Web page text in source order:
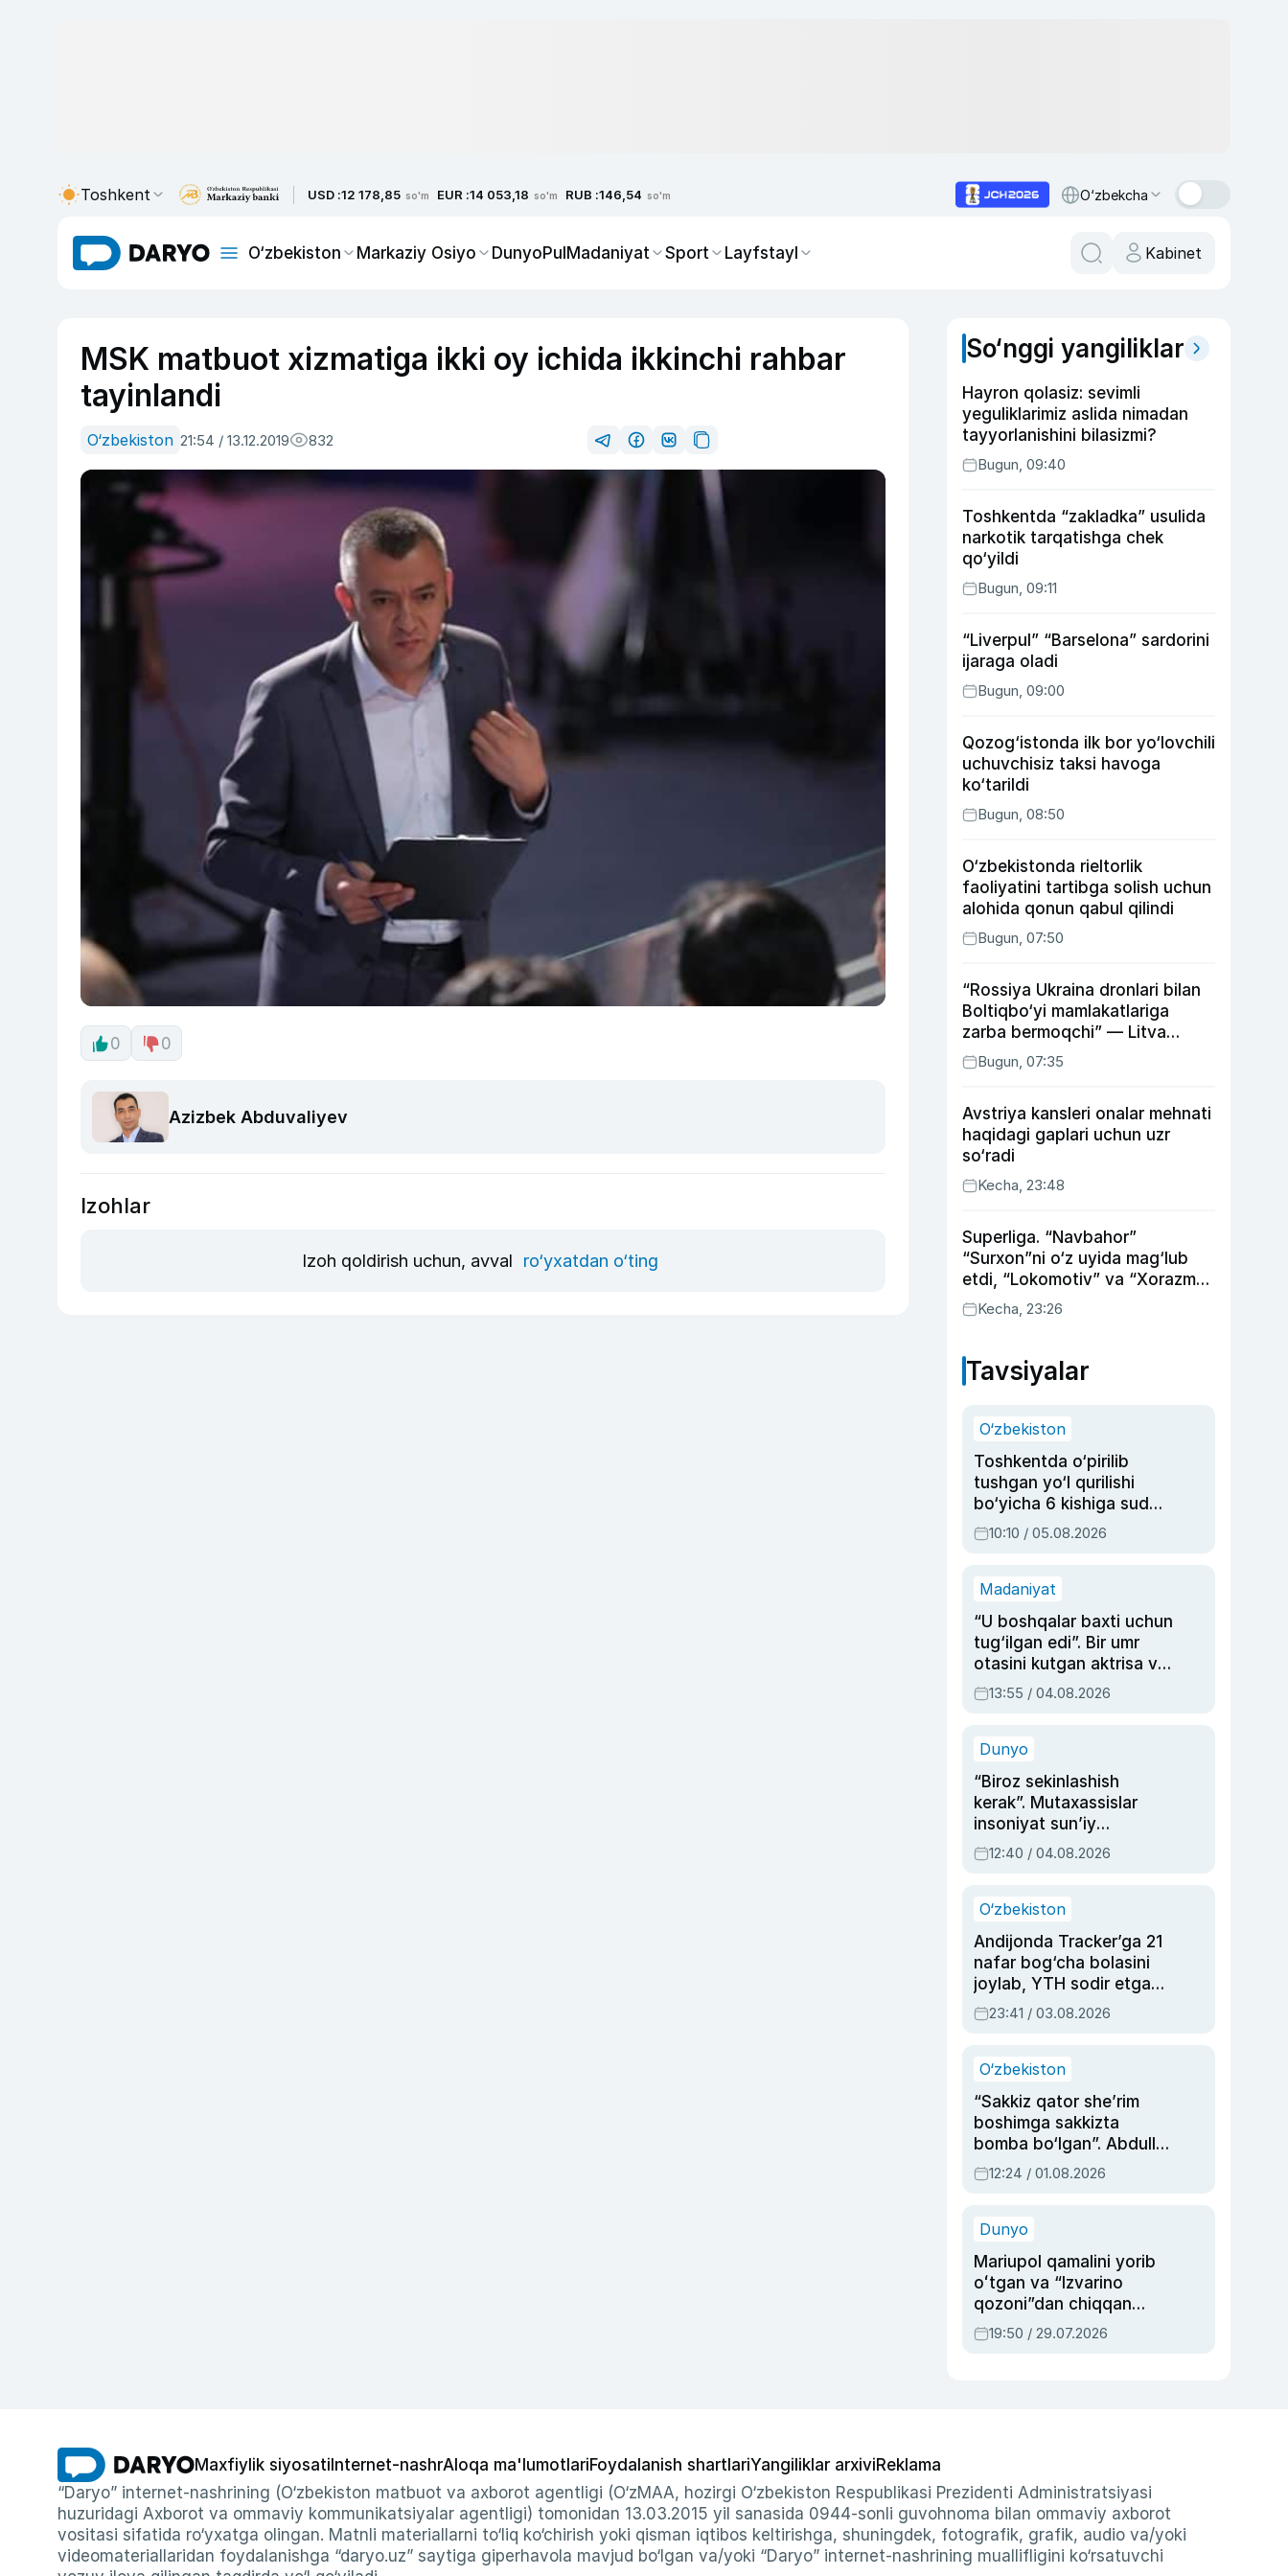
Toshkent USD :12 178,85 so'm EUR :14 053,18 so'm RUB :146,54 so'm O‘zbekcha
O‘zbekiston Markaziy Osiyo DunyoPulMadaniyat Sport Layfstayl Kabinet
MSK matbuot xizmatiga ikki oy ichida ikkinchi rahbar
tayinlandi
O‘zbekiston 21:54 / 13.12.2019 832
0 0
Azizbek Abduvaliyev
Izohlar
Izoh qoldirish uchun, avval ro‘yxatdan o‘ting
So‘nggi yangiliklar
Hayron qolasiz: sevimli
yeguliklarimiz aslida nimadan
tayyorlanishini bilasizmi?
Bugun, 09:40
Toshkentda “zakladka” usulida
narkotik tarqatishga chek
qo‘yildi
Bugun, 09:11
“Liverpul” “Barselona” sardorini
ijaraga oladi
Bugun, 09:00
Qozog‘istonda ilk bor yo‘lovchili
uchuvchisiz taksi havoga
ko‘tarildi
Bugun, 08:50
O‘zbekistonda rieltorlik
faoliyatini tartibga solish uchun
alohida qonun qabul qilindi
Bugun, 07:50
“Rossiya Ukraina dronlari bilan
Boltiqbo‘yi mamlakatlariga
zarba bermoqchi” — Litva
mudofaa vaziri
Bugun, 07:35
Avstriya kansleri onalar mehnati
haqidagi gaplari uchun uzr
so‘radi
Kecha, 23:48
Superliga. “Navbahor”
“Surxon”ni o‘z uyida mag‘lub
etdi, “Lokomotiv” va “Xorazm”
uyda g‘alaba qozondi
Kecha, 23:26
Tavsiyalar
O‘zbekiston
Toshkentda o‘pirilib
tushgan yo‘l qurilishi
bo‘yicha 6 kishiga sud
hukmi o‘qildi
10:10 / 05.08.2026
Madaniyat
“U boshqalar baxti uchun
tug‘ilgan edi”. Bir umr
otasini kutgan aktrisa va
dublyaj ustasi Rimma
Ahmedovaning
13:55 / 04.08.2026
Dunyo
“Biroz sekinlashish
kerak”. Mutaxassislar
insoniyat sun’iy
intellektni boshqara
olmay qolishidan xavotir
12:40 / 04.08.2026
O‘zbekiston
Andijonda Tracker’ga 21
nafar bog‘cha bolasini
joylab, YTH sodir etgan
ayolga sud hukmi o‘qildi
23:41 / 03.08.2026
O‘zbekiston
“Sakkiz qator she’rim
boshimga sakkizta
bomba bo‘lgan”. Abdulla
Oripovni siyosiy
ayblovlardan asrab
12:24 / 01.08.2026
Dunyo
Mariupol qamalini yorib
oʻtgan va “Izvarino
qozoni”dan chiqqan
qahramon — Ukraina
armiyasi bosh
19:50 / 29.07.2026
Maxfiylik siyosati Internet-nashrAloqa ma'lumotlariFoydalanish shartlariYangiliklar arxiviReklama
“Daryo” internet-nashrining (O‘zbekiston matbuot va axborot agentligi (O‘zMAA, hozirgi O‘zbekiston Respublikasi Prezidenti Administratsiyasi
huzuridagi Axborot va ommaviy kommunikatsiyalar agentligi) tomonidan 13.03.2015 yil sanasida 0944-sonli guvohnoma bilan ommaviy axborot
vositasi sifatida ro‘yxatga olingan. Matnli materiallarni to‘liq ko‘chirish yoki qisman iqtibos keltirishga, shuningdek, fotografik, grafik, audio va/yoki
videomateriallaridan foydalanishga “daryo.uz” saytiga giperhavola mavjud bo‘lgan va/yoki “Daryo” internet-nashrining muallifligini ko‘rsatuvchi